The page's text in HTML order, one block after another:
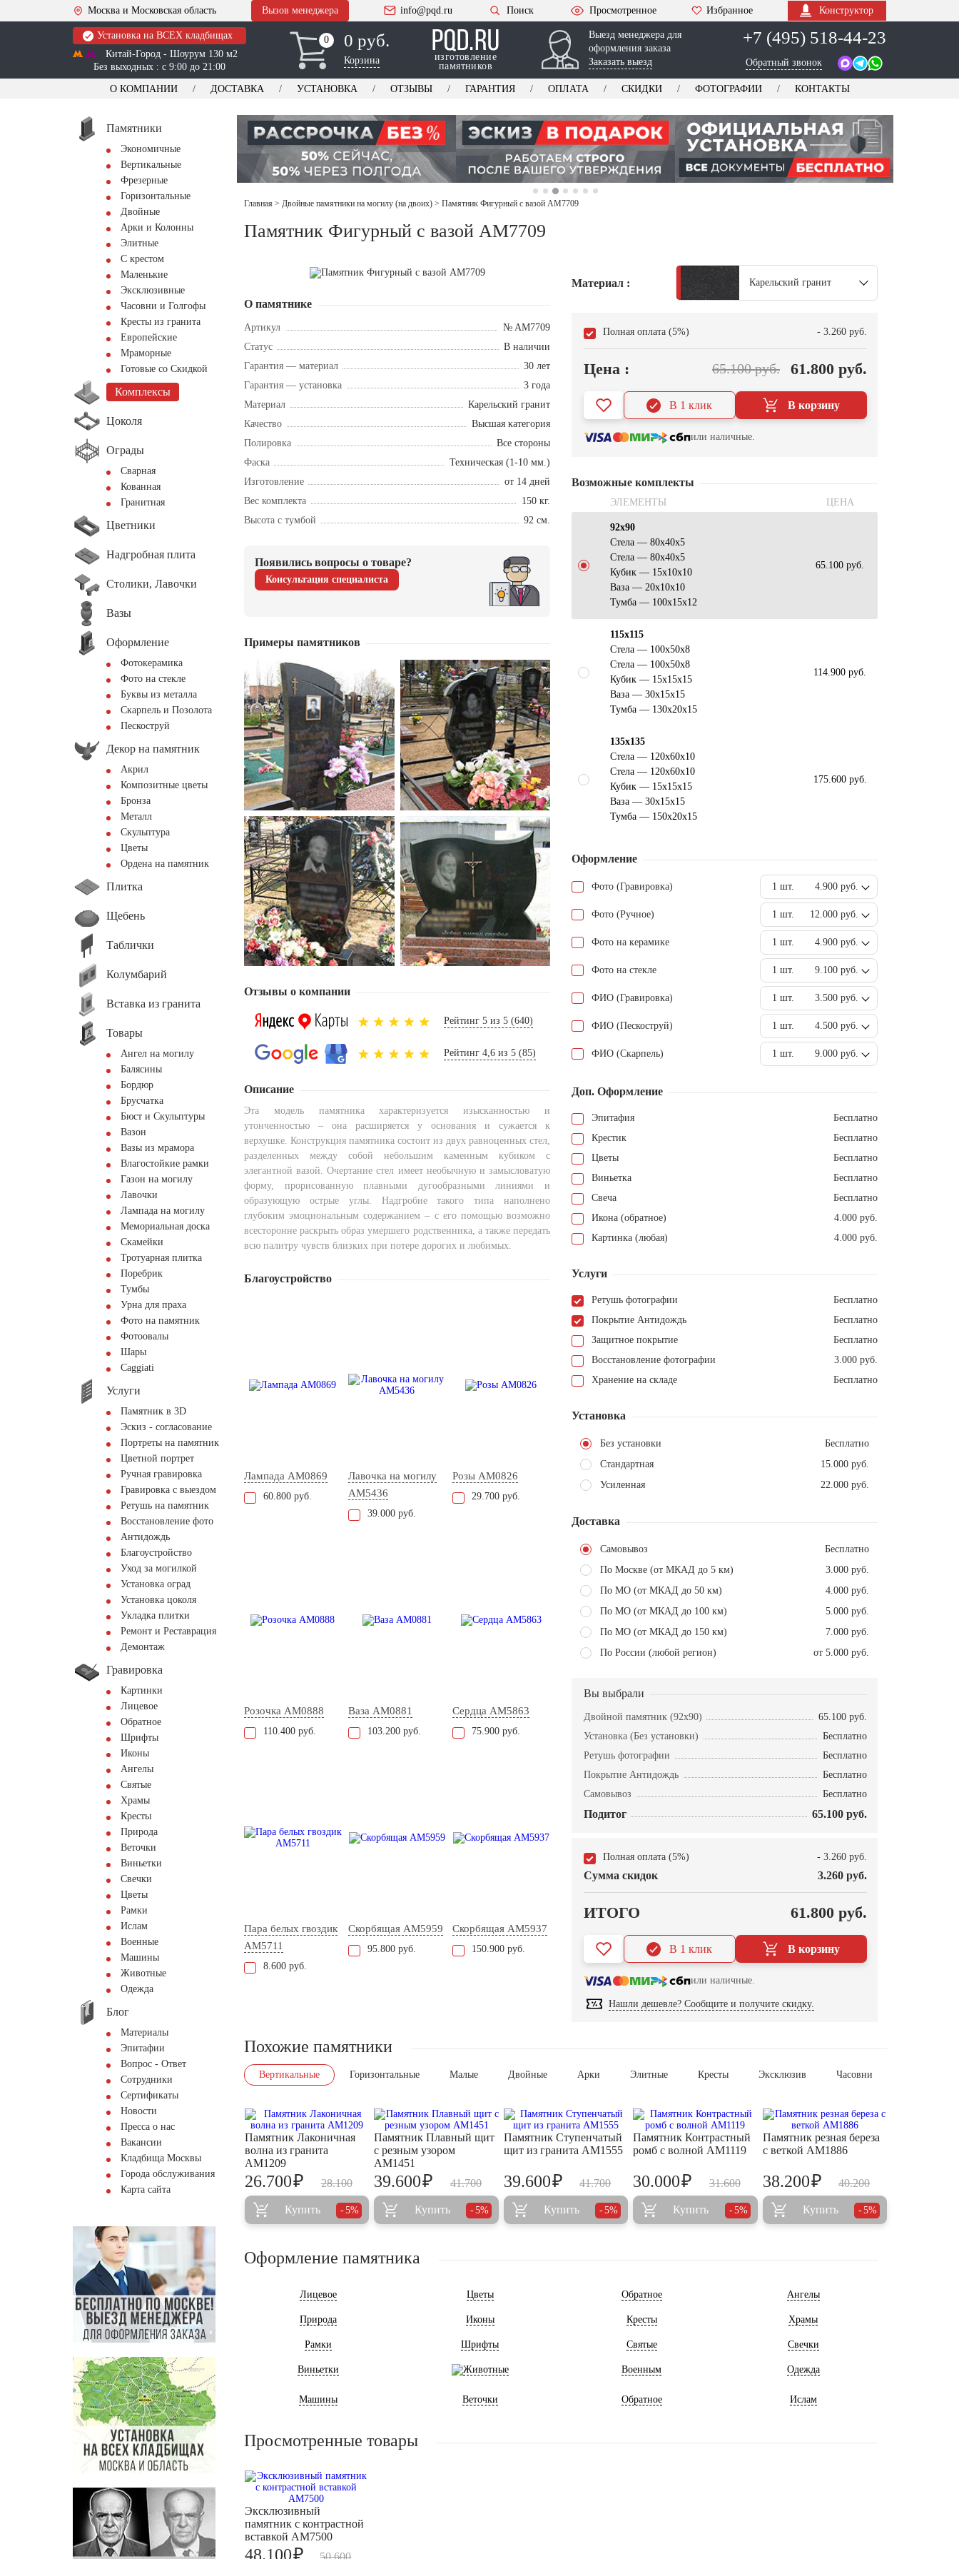
Москва и Московская область Вызов менеджера info@pqd.ru Поиск Просмотренное Избранное Конструктор
Установка на ВСЕХ кладбищах
Китай-Город - Шоурум 130 м2
Без выходных : с 9:00 до 21:00
0
0 0 руб.
Корзина
изготовление
памятников
Выезд менеджера для
оформления заказа
Заказать выезд
+7 (495) 518-44-23
Обратный звонок
О КОМПАНИИ ДОСТАВКА УСТАНОВКА ОТЗЫВЫ ГАРАНТИЯ ОПЛАТА СКИДКИ ФОТОГРАФИИ КОНТАКТЫ
Памятники
Экономичные
Вертикальные
Фрезерные
Горизонтальные
Двойные
Арки и Колонны
Элитные
С крестом
Маленькие
Эксклюзивные
Часовни и Голгофы
Кресты из гранита
Европейские
Мраморные
Готовые со Скидкой
Комплексы
Цоколя
Ограды
Сварная
Кованная
Гранитная
Цветники
Надгробная плита
Столики, Лавочки
Вазы
Оформление
Фотокерамика
Фото на стекле
Буквы из металла
Скарпель и Позолота
Пескоструй
Декор на памятник
Акрил
Композитные цветы
Бронза
Металл
Скульптура
Цветы
Ордена на памятник
Плитка
Щебень
Таблички
Колумбарий
Вставка из гранита
Товары
Ангел на могилу
Балясины
Бордюр
Брусчатка
Бюст и Скульптуры
Вазон
Вазы из мрамора
Влагостойкие рамки
Газон на могилу
Лавочки
Лампада на могилу
Мемориальная доска
Скамейки
Тротуарная плитка
Поребрик
Тумбы
Урна для праха
Фото на памятник
Фотоовалы
Шары
Сaggiati
Услуги
Памятник в 3D
Эскиз - согласование
Портреты на памятник
Цветной портрет
Ручная гравировка
Гравировка с выездом
Ретушь на памятник
Восстановление фото
Антидождь
Благоустройство
Уход за могилкой
Установка оград
Установка цоколя
Укладка плитки
Ремонт и Реставрация
Демонтаж
Гравировка
Картинки
Лицевое
Обратное
Шрифты
Иконы
Ангелы
Святые
Храмы
Кресты
Природа
Веточки
Виньетки
Свечки
Цветы
Рамки
Ислам
Военные
Машины
Животные
Одежда
Блог
Материалы
Эпитафии
Вопрос - Ответ
Сотрудники
Сертификаты
Новости
Пресса о нас
Вакансии
Кладбища Москвы
Города обслуживания
Карта сайта
Главная > Двойные памятники на могилу (на двоих) > Памятник Фигурный с вазой AM7709
Памятник Фигурный с вазой AM7709
О памятнике
Артикул
№ AM7709
Статус
В наличии
Гарантия — материал
30 лет
Гарантия — установка
3 года
Материал
Карельский гранит
Качество
Высшая категория
Полировка
Все стороны
Фаска
Техническая (1-10 мм.)
Изготовление
от 14 дней
Вес комплекта
150 кг.
Высота с тумбой
92 см.
Появились вопросы о товаре?
Консультация специалиста
Примеры памятников
Отзывы о компании
Рейтинг 5 из 5 (640)
Рейтинг 4,6 из 5 (85)
Описание
Эта модель памятника характеризуется изысканностью и
утонченностью – она расширяется у основания и сужается к
верхушке. Конструкция памятника состоит из двух равноценных стел,
разделенных между собой небольшим каменным кубиком с
элегантной вазой. Очертание стел имеет необычную и замысловатую
форму, прорисованную плавными дугообразными линиями и
образующую острые углы. Надгробие такого типа наполнено
глубоким эмоциональным содержанием – с его помощью возможно
всесторонне раскрыть образ умершего родственника, а также передать
всю палитру чувств близких при потере дорогих и любимых.
Благоустройство
Лампада AM0869
60.800 руб.
Лавочка на могилу
AM5436
39.000 руб.
Розы AM0826
29.700 руб.
Розочка AM0888
110.400 руб.
Ваза AM0881
103.200 руб.
Сердца AM5863
75.900 руб.
Пара белых гвоздик
AM5711
8.600 руб.
Скорбящая AM5959
95.800 руб.
Скорбящая AM5937
150.900 руб.
Материал : Карельский гранит
Полная оплата (5%) - 3.260 руб.
Цена : 65.100 руб. 61.800 руб.
В корзину
В 1 клик
или наличные.
Возможные комплекты
ЭЛЕМЕНТЫ ЦЕНА
92х90
Стела — 80х40х5
Стела — 80х40х5
Кубик — 15х10х10
Ваза — 20х10х10
Тумба — 100х15х12
65.100 руб.
115х115
Стела — 100х50х8
Стела — 100х50х8
Кубик — 15х15х15
Ваза — 30х15х15
Тумба — 130х20х15
114.900 руб.
135х135
Стела — 120х60х10
Стела — 120х60х10
Кубик — 15х15х15
Ваза — 30х15х15
Тумба — 150х20х15
175.600 руб.
Оформление
Фото (Гравировка) 1 шт. 4.900 руб.
Фото (Ручное) 1 шт. 12.000 руб.
Фото на керамике 1 шт. 4.900 руб.
Фото на стекле 1 шт. 9.100 руб.
ФИО (Гравировка) 1 шт. 3.500 руб.
ФИО (Пескоструй) 1 шт. 4.500 руб.
ФИО (Скарпель) 1 шт. 9.000 руб.
Доп. Оформление
Эпитафия
Бесплатно
Крестик
Бесплатно
Цветы
Бесплатно
Виньетка
Бесплатно
Свеча
Бесплатно
Икона (обратное)
4.000 руб.
Картинка (любая)
4.000 руб.
Услуги
Ретушь фотографии
Бесплатно
Покрытие Антидождь
Бесплатно
Защитное покрытие
Бесплатно
Восстановление фотографии
3.000 руб.
Хранение на складе
Бесплатно
Установка
Без установки
Бесплатно
Стандартная
15.000 руб.
Усиленная
22.000 руб.
Доставка
Самовывоз
Бесплатно
По Москве (от МКАД до 5 км)
3.000 руб.
По МО (от МКАД до 50 км)
4.000 руб.
По МО (от МКАД до 100 км)
5.000 руб.
По МО (от МКАД до 150 км)
7.000 руб.
По России (любой регион)
от 5.000 руб.
Вы выбрали
Двойной памятник (92х90)
65.100 руб.
Установка (Без установки)
Бесплатно
Ретушь фотографии
Бесплатно
Покрытие Антидождь
Бесплатно
Самовывоз
Бесплатно
Подитог 65.100 руб.
Полная оплата (5%) - 3.260 руб.
Сумма скидок 3.260 руб.
ИТОГО 61.800 руб.
В корзину
В 1 клик
или наличные.
Нашли дешевле? Сообщите и получите скидку.
Похожие памятники
Вертикальные Горизонтальные Малые Двойные Арки Элитные Кресты Эксклюзив Часовни
Памятник Лаконичная
волна из гранита
AM1209
28.100
26.700₽
Купить 5%
Памятник Плавный щит
с резным узором
AM1451
41.700
39.600₽
Купить 5%
Памятник Ступенчатый
щит из гранита AM1555
41.700
39.600₽
Купить 5%
Памятник Контрастный
ромб с волной AM1119
31.600
30.000₽
Купить 5%
Памятник резная береза
с веткой AM1886
40.200
38.200₽
Купить 5%
Оформление памятника
Лицевое Цветы Обратное Ангелы
Природа Иконы Кресты Храмы
Рамки Шрифты Святые Свечки
Виньетки Животные Военным Одежда
Машины Веточки Обратное Ислам
Просмотренные товары
Эксклюзивный
памятник с контрастной
вставкой AM7500
48.100₽